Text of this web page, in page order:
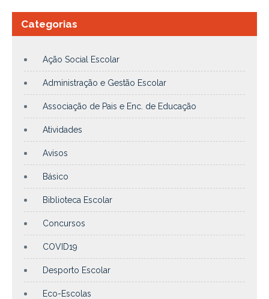
Categorias
Ação Social Escolar
Administração e Gestão Escolar
Associação de Pais e Enc. de Educação
Atividades
Avisos
Básico
Biblioteca Escolar
Concursos
COVID19
Desporto Escolar
Eco-Escolas